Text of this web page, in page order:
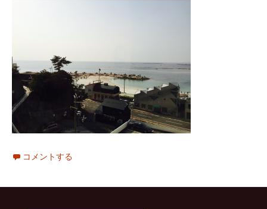
コメントする